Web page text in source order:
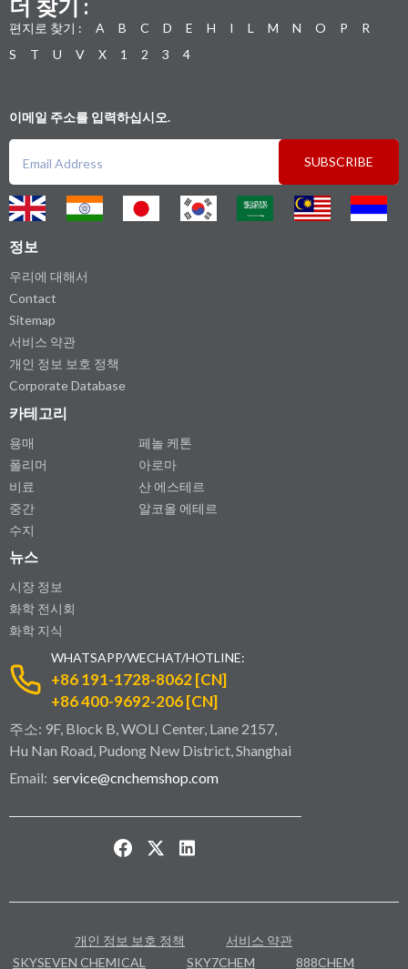
더 찾기 :
편지로 찾기 : A B C D E H I L M N O P
R
S
T U V X 1 2 3 4
이메일 주소를 입력하십시오.
SUBSCRIBE
정보
우리에 대해서
Contact
Sitemap
서비스 약관
개인 정보 보호 정책
Corporate Database
카테고리
용매
폴리머
비료
중간
수지
페놀 케톤
아로마
산 에스테르
알코올 에테르
뉴스
시장 정보
화학 전시회
화학 지식
WHATSAPP/WECHAT/HOTLINE:
+86 191-1728-8062 [CN]
+86 400-9692-206 [CN]
주소: 9F, Block B, WOLI Center, Lane 2157,
Hu Nan Road, Pudong New District, Shanghai
Email: service@cnchemshop.com
개인 정보 보호 정책
서비스 약관
SKYSEVEN CHEMICAL
SKY7CHEM 888CHEM